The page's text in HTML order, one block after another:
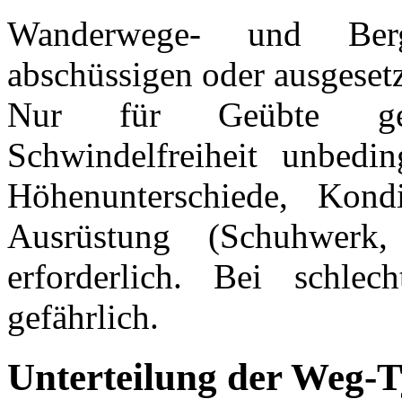
Wanderwege- und
abschüssigen oder
Nur für Geübte
Schwindelfreiheit
Höhenunterschiede,
Ausrüstung
erforderlich. Bei
gefährlich.
Unterteilung der Weg-